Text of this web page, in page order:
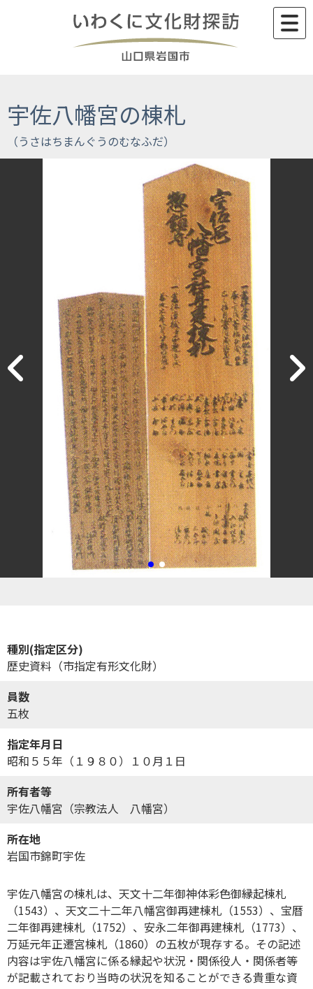
宇佐八幡宮の棟札
種別(指定区分)
歴史資料（市指定有形文化財）
員数
五枚
指定年月日
昭和５５年（１９８０）１０月１日
所有者等
宇佐八幡宮（宗教法人 八幡宮）
所在地
岩国市錦町宇佐
宇佐八幡宮の棟札は、天文十二年御神体彩色御縁起棟札
（1543）、天文二十二年八幡宮御再建棟札（1553）、宝暦
二年御再建棟札（1752）、安永二年御再建棟札（1773）、
万延元年正遷宮棟札（1860）の五枚が現存する。その記述
内容は宇佐八幡宮に係る縁起や状況・関係役人・関係者等
が記載されており当時の状況を知ることができる貴重な資